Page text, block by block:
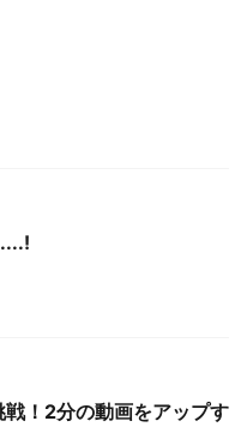
！2分の動画をアップす